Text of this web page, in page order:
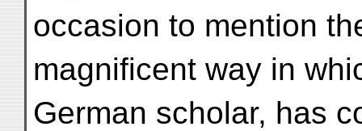
occasion to mention
magnificent way in
German scholar, has